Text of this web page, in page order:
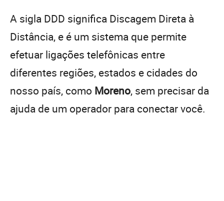
A sigla DDD significa Discagem Direta à
Distância, e é um sistema que permite
efetuar ligações telefônicas entre
diferentes regiões, estados e cidades do
nosso país, como Moreno, sem precisar da
ajuda de um operador para conectar você.